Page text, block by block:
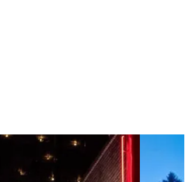
View 3 Wochen &&& Der Deep South zu zweit